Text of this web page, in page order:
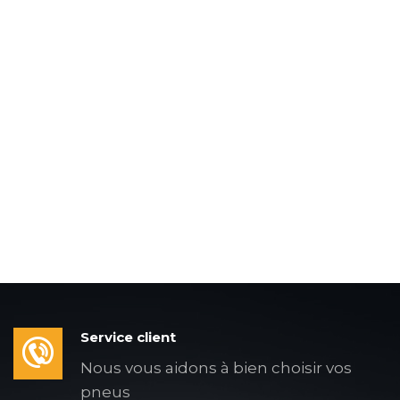
Service client
Nous vous aidons à bien choisir vos
pneus